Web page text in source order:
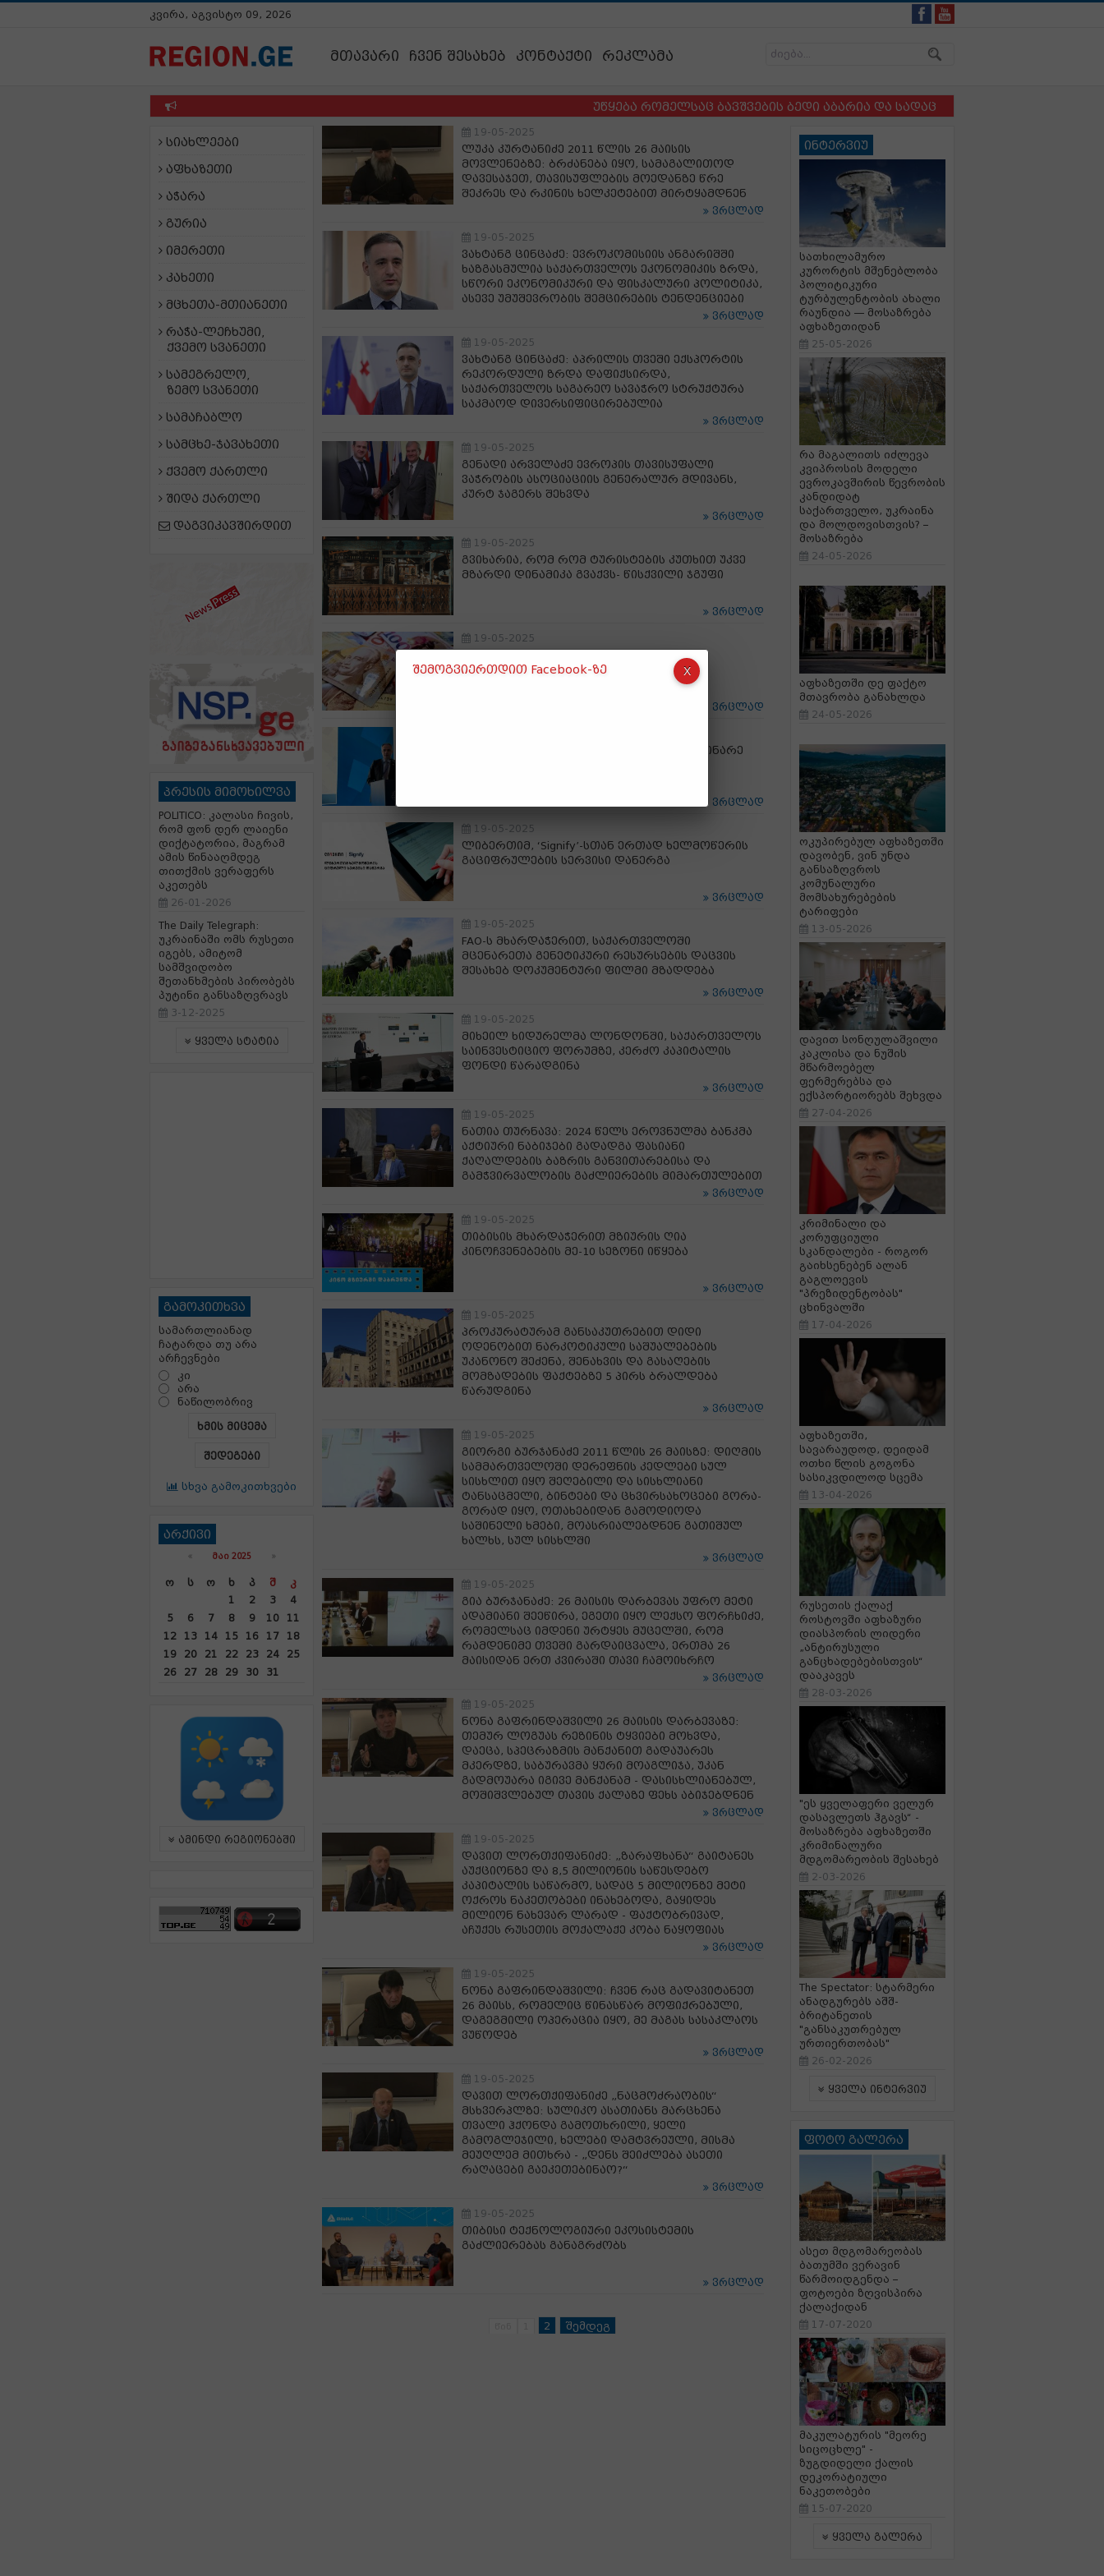
კვირა, აგვისტო 09, 2026
მთავარი ჩვენ შესახებ კონტაქტი რეკლამა
უწყება რომელსაც ბავშვების ბედი აბარია და სადაც ბავშვსა და ძაღლს
სიახლეები
აფხაზეთი
აჭარა
გურია
იმერეთი
კახეთი
მცხეთა-მთიანეთი
რაჭა-ლეჩხუმი,
ქვემო სვანეთი
სამეგრელო,
ზემო სვანეთი
სამაჩაბლო
სამცხე-ჯავახეთი
ქვემო ქართლი
შიდა ქართლი
დაგვიკავშირდით
პრესის მიმოხილვა
POLITICO: კალასი ჩივის,
რომ ფონ დერ ლაიენი
დიქტატორია, მაგრამ
ამის წინააღმდეგ
თითქმის ვერაფერს
აკეთებს
26-01-2026
The Daily Telegraph:
უკრაინაში ომს რუსეთი
იგებს, ამიტომ
სამშვიდობო
შეთანხმების პირობებს
პუტინი განსაზღვრავს
3-12-2025
ყველა სტატია
გამოკითხვა
სამართლიანად
ჩატარდა თუ არა
არჩევნები
კი
არა
ნაწილობრივ
ხმის მიცემა
შედეგები
სხვა გამოკითხვები
არქივი
« ᲛᲐᲘ 2025 »
Ო Ს Ო Ხ Პ Შ
Კ
1
2 3
4
5
6 7 8 9 10
11
12
13 14 15 16 17
18
19
20 21 22 23 24
25
26
27 28 29 30 31
ამინდი რეგიონებში
19-05-2025
ლუკა კურტანიძე 2011 წლის 26 მაისის
მოვლენებზე: ბრძანება იყო, სამაგალითოდ
დავესაჯეთ, თავისუფლების მოედანზე წრე
შეკრეს და რკინის ხელკეტებით მირტყამდნენ
ვრცლად
19-05-2025
ვახტანგ ცინცაძე: ევროკომისიის ანგარიშში
ხაზგასმულია საქართველოს ეკონომიკის ზრდა,
სწორი ეკონომიკური და ფისკალური პოლიტიკა,
ასევე უმუშევრობის შემცირების ტენდენციები
ვრცლად
19-05-2025
ვახტანგ ცინცაძე: აპრილის თვეში ექსპორტის
რეკორდული ზრდა დაფიქსირდა,
საქართველოს საგარეო სავაჭრო სტრუქტურა
საკმაოდ დივერსიფიცირებულია
ვრცლად
19-05-2025
გენადი არველაძე ევროპის თავისუფალი
ვაჭრობის ასოციაციის გენერალურ მდივანს,
კურტ ჯაგერს შეხვდა
ვრცლად
19-05-2025
გვიხარია, რომ რომ ტურისტების კუთხით უკვე
მზარდი დინამიკა გვაქვს- წისქვილი ჯგუფი
ვრცლად
19-05-2025
ვრცლად
ალექსანდრე წულაძე ლონდონში მიმდინარე
ვრცლად
19-05-2025
ლიბერთიმ, ‘Signify’-სთან ერთად ხელმოწერის
გაციფრულების სერვისი დანერგა
ვრცლად
19-05-2025
FAO-ს მხარდაჭერით, საქართველოში
მცენარეთა გენეტიკური რესურსების დაცვის
შესახებ დოკუმენტური ფილმი მზადდება
ვრცლად
19-05-2025
მიხეილ ხიდურელმა ლონდონში, საქართველოს
საინვესტიციო ფორუმზე, კერძო კაპიტალის
ფონდი წარადგინა
ვრცლად
19-05-2025
ნათია თურნავა: 2024 წელს ეროვნულმა ბანკმა
აქტიური ნაბიჯები გადადგა ფასიანი
ქაღალდების ბაზრის განვითარებისა და
გამჭვირვალობის გაძლიერების მიმართულებით
ვრცლად
19-05-2025
თიბისის მხარდაჭერით მზიურის ღია
კინოჩვენებების მე-10 სეზონი იწყება
ვრცლად
19-05-2025
პროკურატურამ განსაკუთრებით დიდი
ოდენობით ნარკოტიკული საშუალებების
უკანონო შეძენა, შენახვის და გასაღების
მომზადების ფაქტებზე 5 პირს ბრალდება
წარუდგინა
ვრცლად
19-05-2025
გიორგი ბურჯანაძე 2011 წლის 26 მაისზე: დიღმის
სამმართველოში დერეფნის კედლები სულ
სისხლით იყო შეღებილი და სისხლიანი
ტანსაცმელი, ბინტები და ცხვირსახოცები გორა-
გორად იყო, ოთახებიდან გამოდიოდა
საშინელი ხმები, მოასრიალებდნენ გათიშულ
ხალხს, სულ სისხლში
ვრცლად
19-05-2025
გია ბურჯანაძე: 26 მაისის დარბევას უფრო მეტი
ადამიანი შეეწირა, ეგეთი იყო ლექსო ფორჩხიძე,
რომელსაც იმდენი ურტყეს მუცელში, რომ
რამდენიმე თვეში გარდაიცვალა, ერთმა 26
მაისიდან ერთ კვირაში თავი ჩამოიხრჩო
ვრცლად
19-05-2025
ნონა გაფრინდაშვილი 26 მაისის დარბევაზე:
თემურ ლოგუას რეზინის ტყვიები მოხვდა,
დაეცა, სპეცრაზმის მანქანით გადაუარეს
მკერდზე, საბურავმა ყური მოაგლიჯა, უკან
გადმოუარა იგივე მანქანამ - დასისხლიანებულ,
მოშიშვლებულ თავის ქალაზე ფეხს აბიჯებდნენ
ვრცლად
19-05-2025
დავით ლორთქიფანიძე: „ზარაფხანა“ გაიტანეს
აუქციონზე და 8,5 მილიონის საწესდებო
კაპიტალის საწარმო, სადაც 5 მილიონზე მეტი
ოქროს ნაკეთობები ინახებოდა, გაყიდეს
მილიონ ნახევარ ლარად - ფაქტობრივად,
აჩუქეს რუსეთის მოქალაქე კობა ნაყოფიას
ვრცლად
19-05-2025
ნონა გაფრინდაშვილი: ჩვენ რაც გადავიტანეთ
26 მაისს, რომელიც წინასწარ მოფიქრებული,
დაგეგმილი ოპერაცია იყო, მე მაგას სასაკლაოს
ვუწოდებ
ვრცლად
19-05-2025
დავით ლორთქიფანიძე „ნაცმოძრაობის“
მსხვერპლზე: სულიკო ასათიანს მარცხენა
თვალი ჰქონდა გამოთხრილი, ყელი
გამოგლეჯილი, ხელები დამტვრეული, მისმა
მეუღლემ მითხრა - „დენს შეიძლება ასეთი
რაღაცები გაეკეთებინაო?“
ვრცლად
19-05-2025
თიბისი ტექნოლოგიური ეკოსისტემის
გაძლიერებას განაგრძობს
ვრცლად
2 შემდეგ
ინტერვიუ
სათხილამურო
კურორტის მშენებლობა
პოლიტიკური
ტურბულენტობის ახალი
რაუნდია — მოსაზრება
აფხაზეთიდან
25-05-2026
რა მაგალითს იძლევა
კვიპროსის მოდელი
ევროკავშირის წევრობის
კანდიდატ
საქართველო, უკრაინა
და მოლდოვისთვის? –
მოსაზრება
24-05-2026
აფხაზეთში დე ფაქტო
მთავრობა განახლდა
24-05-2026
ოკუპირებულ აფხაზეთში
დავობენ, ვინ უნდა
განსაზღვროს
კომუნალური
მომსახურებების
ტარიფები
13-05-2026
დავით სონღულაშვილი
კაკლისა და ნუშის
მწარმოებელ
ფერმერებსა და
ექსპორტიორებს შეხვდა
27-04-2026
კრიმინალი და
კორუფციული
სკანდალები - როგორ
გაიხსენებენ ალან
გაგლოევის
"პრეზიდენტობას"
ცხინვალში
17-04-2026
აფხაზეთში,
სავარაუდოდ, დეიდამ
ოთხი წლის გოგონა
სასიკვდილოდ სცემა
13-04-2026
რუსეთის ქალაქ
როსტოვში აფხაზური
დიასპორის ლიდერი
„ანტირუსული
განცხადებებისთვის“
დააკავეს
28-03-2026
"ეს ყველაფერი ველურ
დასავლეთს ჰგავს“ -
მოსაზრება აფხაზეთში
კრიმინალური
მდგომარეობის შესახებ
2-03-2026
The Spectator: სტარმერი
ანადგურებს აშშ-
ბრიტანეთის
"განსაკუთრებულ
ურთიერთობას"
26-02-2026
ყველა ინტერვიუ
ფოტო გალერა
ასეთ მდგომარეობას
ბათუმში ვერავინ
წარმოიდგენდა –
ფოტოები ზღვისპირა
ქალაქიდან
17-07-2020
მაკულატურის "მეორე
სიცოცხლე" -
ზუგდიდელი ქალის
დეკორატიული
ნაკეთობები
15-07-2020
ყველა გალერა
შემოგვიერთდით Facebook-ზე